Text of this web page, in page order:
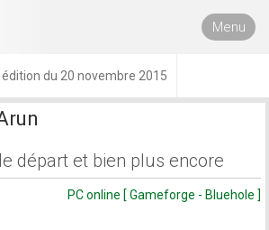
Menu
édition du 20 novembre 2015
départ et bien plus encore
PC online [ Gameforge - Bluehole ]